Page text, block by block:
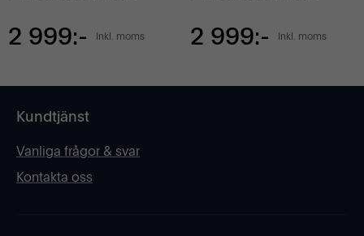
2 999:- Inkl. moms 2 999:- Inkl. moms
Kundtjänst
Vanliga frågor & svar
Kontakta oss